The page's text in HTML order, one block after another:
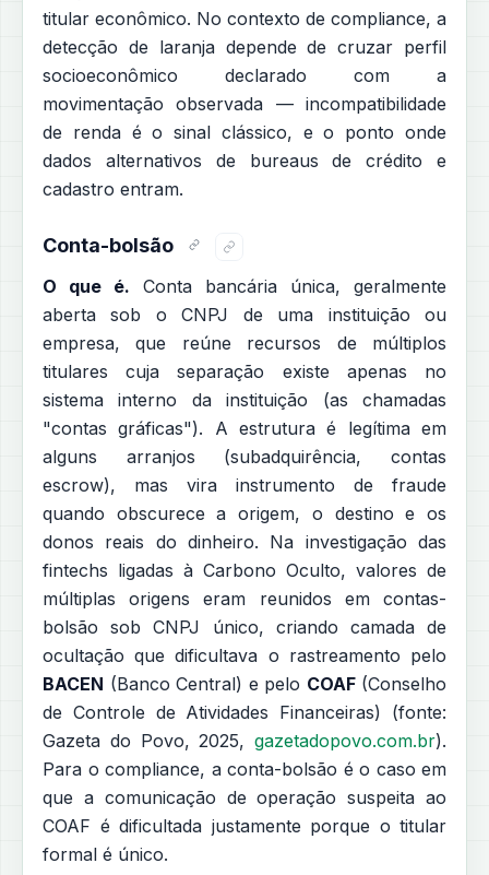
titular econômico. No contexto de compliance, a
detecção de laranja depende de cruzar perfil
socioeconômico declarado com a
movimentação observada — incompatibilidade
de renda é o sinal clássico, e o ponto onde
dados alternativos de bureaus de crédito e
cadastro entram.
Conta-bolsão
O que é. Conta bancária única, geralmente
aberta sob o CNPJ de uma instituição ou
empresa, que reúne recursos de múltiplos
titulares cuja separação existe apenas no
sistema interno da instituição (as chamadas
"contas gráficas"). A estrutura é legítima em
alguns arranjos (subadquirência, contas
escrow), mas vira instrumento de fraude
quando obscurece a origem, o destino e os
donos reais do dinheiro. Na investigação das
fintechs ligadas à Carbono Oculto, valores de
múltiplas origens eram reunidos em contas-
bolsão sob CNPJ único, criando camada de
ocultação que dificultava o rastreamento pelo
BACEN (Banco Central) e pelo COAF(Conselho
de Controle de Atividades Financeiras) (fonte:
Gazeta do Povo, 2025, gazetadopovo.com.br).
Para o compliance, a conta-bolsão é o caso em
que a comunicação de operação suspeita ao
COAF é dificultada justamente porque o titular
formal é único.